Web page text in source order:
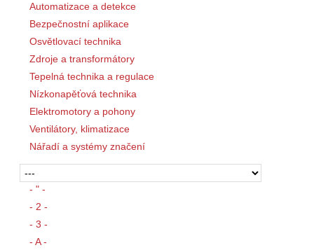
Automatizace a detekce
Bezpečnostní aplikace
Osvětlovací technika
Zdroje a transformátory
Tepelná technika a regulace
Nízkonapěťová technika
Elektromotory a pohony
Ventilátory, klimatizace
Nářadí a systémy značení
- " -
- 2 -
- 3 -
- A -